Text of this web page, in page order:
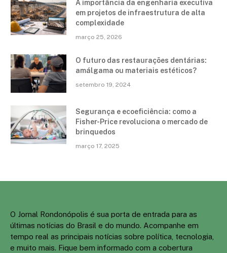
A importância da engenharia executiva
em projetos de infraestrutura de alta
complexidade
março 25, 2026
O futuro das restaurações dentárias:
amálgama ou materiais estéticos?
setembro 19, 2024
Segurança e ecoeficiência: como a
Fisher-Price revoluciona o mercado de
brinquedos
março 17, 2025
O Jornal Rondonópolis é sua porta de entrada para as
últimas notícias do Brasil e do mundo. Acompanhe em
tempo real as principais notícias sobre política, tecnologia,
e muito mais. Fique bem informado com a cobertura